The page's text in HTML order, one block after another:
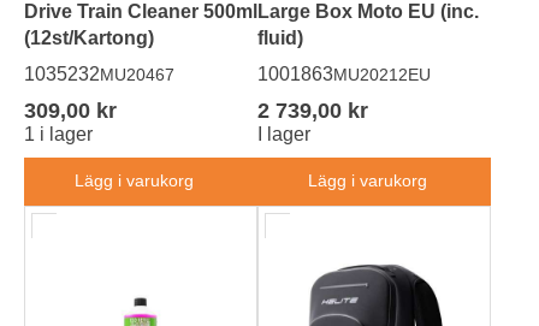
Drive Train Cleaner 500ml
(12st/Kartong)
1035232MU20467
309,00 kr
1 i lager
Lägg i varukorg
Large Box Moto EU (inc.
fluid)
1001863MU20212EU
2 739,00 kr
I lager
Lägg i varukorg